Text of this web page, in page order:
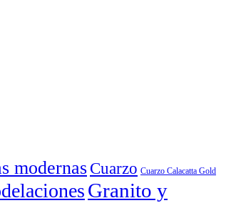
modernasCuarzo Cuarzo Calacatta Gold
Granito y